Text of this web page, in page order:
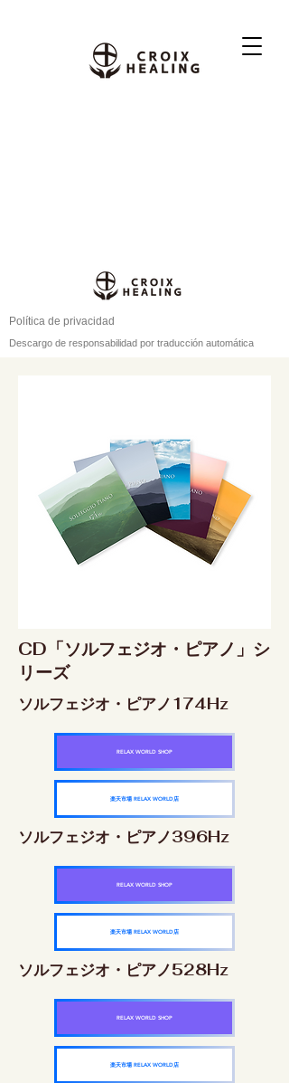
Política de privacidad
Descargo de responsabilidad por traducción automática
CD「ソルフェジオ・ピアノ」シ
リーズ
ソルフェジオ・ピアノ174Hz
RELAX WORLD SHOP
楽天市場 RELAX WORLD店
ソルフェジオ・ピアノ396Hz
RELAX WORLD SHOP
楽天市場 RELAX WORLD店
ソルフェジオ・ピアノ528Hz
RELAX WORLD SHOP
楽天市場 RELAX WORLD店